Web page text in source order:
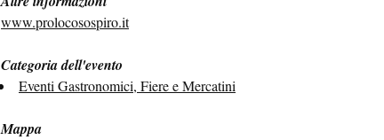
www.prolocosospiro.it
Categoria dell'evento
Eventi Gastronomici, Fiere e Mercatini
Mappa